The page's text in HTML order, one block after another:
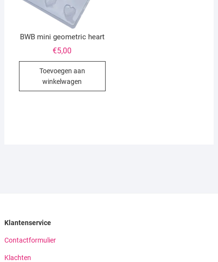
BWB mini geometric heart
€5,00
Toevoegen aan
winkelwagen
Klantenservice
Contactformulier
Klachten